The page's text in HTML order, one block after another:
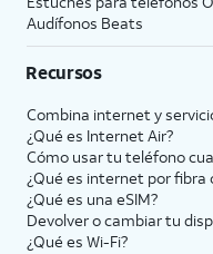
Audífonos Beats
Recursos
Combina internet y
¿Qué es Internet Air?
Cómo usar tu teléfono
¿Qué es internet por fibra
¿Qué es una eSIM?
Devolver o cambiar tu
¿Qué es Wi-Fi?